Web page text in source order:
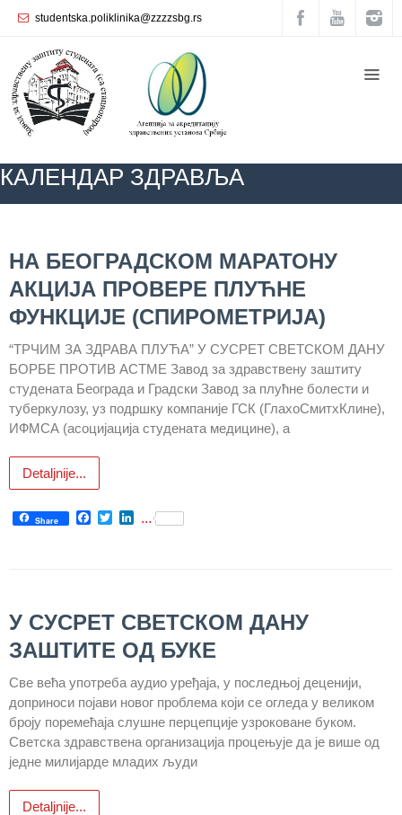
studentska.poliklinika@zzzzsbg.rs
КАЛЕНДАР ЗДРАВЉА
НА БЕОГРАДСКОМ МАРАТОНУ
АКЦИЈА ПРОВЕРЕ ПЛУЋНЕ
ФУНКЦИЈЕ (СПИРОМЕТРИЈА)
“ТРЧИМ ЗА ЗДРАВА ПЛУЋА” У СУСРЕТ СВЕТСКОМ ДАНУ
БОРБЕ ПРОТИВ АСТМЕ Завод за здравствену заштиту
студената Београда и Градски Завод за плућне болести и
туберкулозу, уз подршку компаније ГСК (ГлаxоСмитхКлине),
ИФМСА (асоцијација студената медицине), а
Detaljnije...
Share Facebook
TwitterLinkedIn
...
У СУСРЕТ СВЕТСКОМ ДАНУ
ЗАШТИТЕ ОД БУКЕ
Све већа употреба аудио уређаја, у последњој деценији,
доприноси појави новог проблема који се огледа у великом
броју поремећаја слушне перцепције узроковане буком.
Светска здравствена организација процењује да је више од
једне милијарде младих људи
Detaljnije...
Почетна
O
нама
организација
Служба
опште
здравствену
жена
Служба
стоматолошке
здравствене
заштите
Служба за
Служба за
унапређење
и очување
здравља
Служба за
медицинску
дијагностику
Стационар